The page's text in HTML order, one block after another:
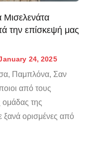
Μισελενάτα
την επίσκεψή μας
24, 2025
Παμπλόνα, Σαν
από τους
ομάδας της
ορισμένες από